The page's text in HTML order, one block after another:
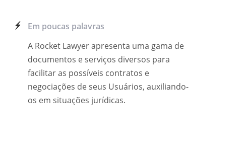
Em poucas palavras
A Rocket Lawyer apresenta uma gama de
documentos e serviços diversos para
facilitar as possíveis contratos e
negociações de seus Usuários, auxiliando-
os em situações jurídicas.